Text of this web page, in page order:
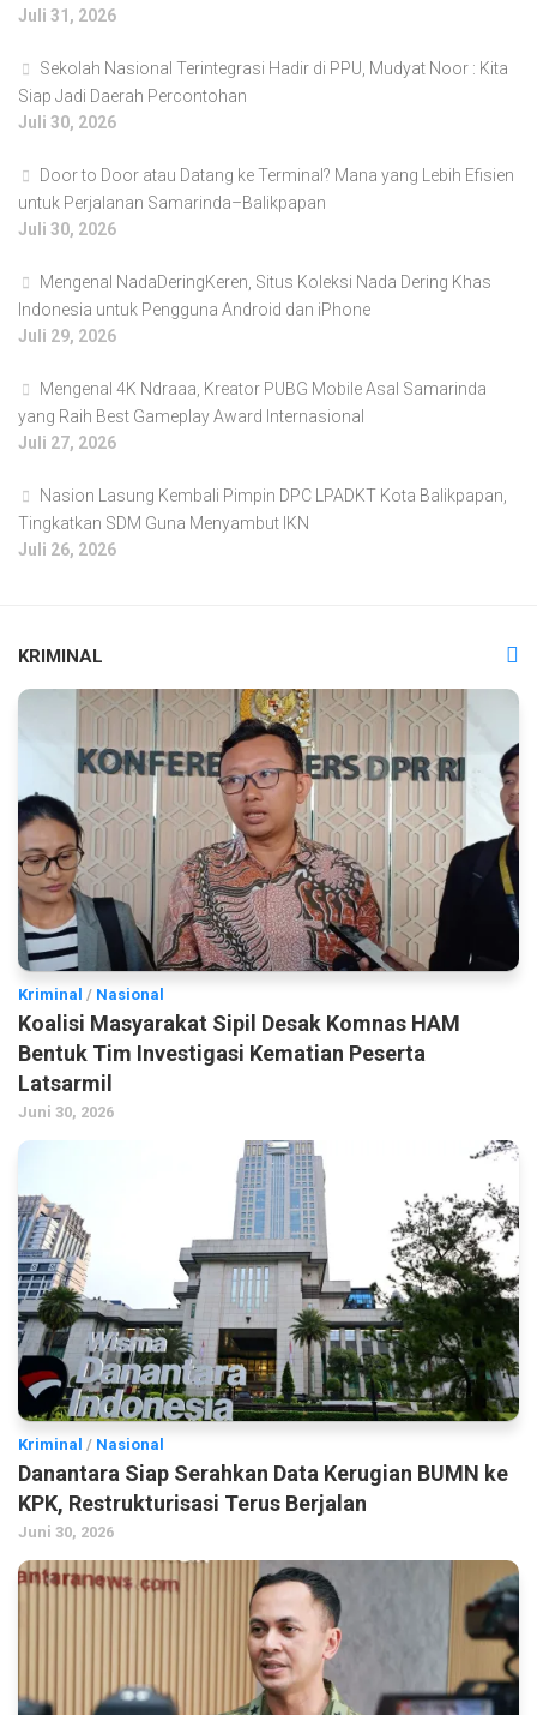
Juli 31, 2026
Sekolah Nasional Terintegrasi Hadir di PPU, Mudyat Noor : Kita
Siap Jadi Daerah Percontohan
Juli 30, 2026
Door to Door atau Datang ke Terminal? Mana yang Lebih Efisien
untuk Perjalanan Samarinda–Balikpapan
Juli 30, 2026
Mengenal NadaDeringKeren, Situs Koleksi Nada Dering Khas
Indonesia untuk Pengguna Android dan iPhone
Juli 29, 2026
Mengenal 4K Ndraaa, Kreator PUBG Mobile Asal Samarinda
yang Raih Best Gameplay Award Internasional
Juli 27, 2026
Nasion Lasung Kembali Pimpin DPC LPADKT Kota Balikpapan,
Tingkatkan SDM Guna Menyambut IKN
Juli 26, 2026
KRIMINAL
Kriminal / Nasional
Koalisi Masyarakat Sipil Desak Komnas HAM
Bentuk Tim Investigasi Kematian Peserta
Latsarmil
Juni 30, 2026
Kriminal / Nasional
Danantara Siap Serahkan Data Kerugian BUMN ke
KPK, Restrukturisasi Terus Berjalan
Juni 30, 2026